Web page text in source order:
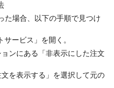
た場合、以下の手順で見つけ
ービス」を開く。
ョンにある「非表示にした注文
を表示する」を選択して元の